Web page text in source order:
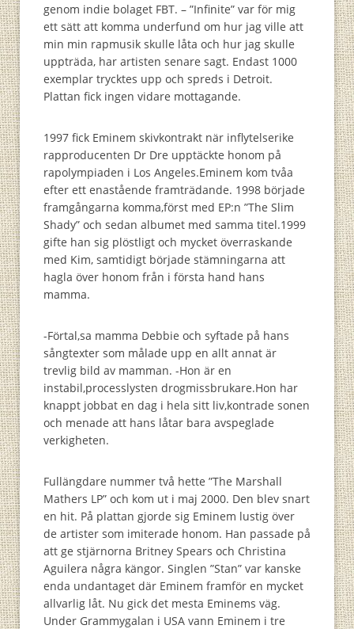
genom indie bolaget FBT. – ”Infinite” var för mig
ett sätt att komma underfund om hur jag ville att
min min rapmusik skulle låta och hur jag skulle
uppträda, har artisten senare sagt. Endast 1000
exemplar trycktes upp och spreds i Detroit.
Plattan fick ingen vidare mottagande.
1997 fick Eminem skivkontrakt när inflytelserike
rapproducenten Dr Dre upptäckte honom på
rapolympiaden i Los Angeles.Eminem kom tvåa
efter ett enastående framträdande. 1998 började
framgångarna komma,först med EP:n ”The Slim
Shady” och sedan albumet med samma titel.1999
gifte han sig plöstligt och mycket överraskande
med Kim, samtidigt började stämningarna att
hagla över honom från i första hand hans
mamma.
-Förtal,sa mamma Debbie och syftade på hans
sångtexter som målade upp en allt annat är
trevlig bild av mamman. -Hon är en
instabil,processlysten drogmissbrukare.Hon har
knappt jobbat en dag i hela sitt liv,kontrade sonen
och menade att hans låtar bara avspeglade
verkigheten.
Fullängdare nummer två hette ”The Marshall
Mathers LP” och kom ut i maj 2000. Den blev snart
en hit. På plattan gjorde sig Eminem lustig över
de artister som imiterade honom. Han passade på
att ge stjärnorna Britney Spears och Christina
Aguilera några kängor. Singlen ”Stan” var kanske
enda undantaget där Eminem framför en mycket
allvarlig låt. Nu gick det mesta Eminems väg.
Under Grammygalan i USA vann Eminem i tre